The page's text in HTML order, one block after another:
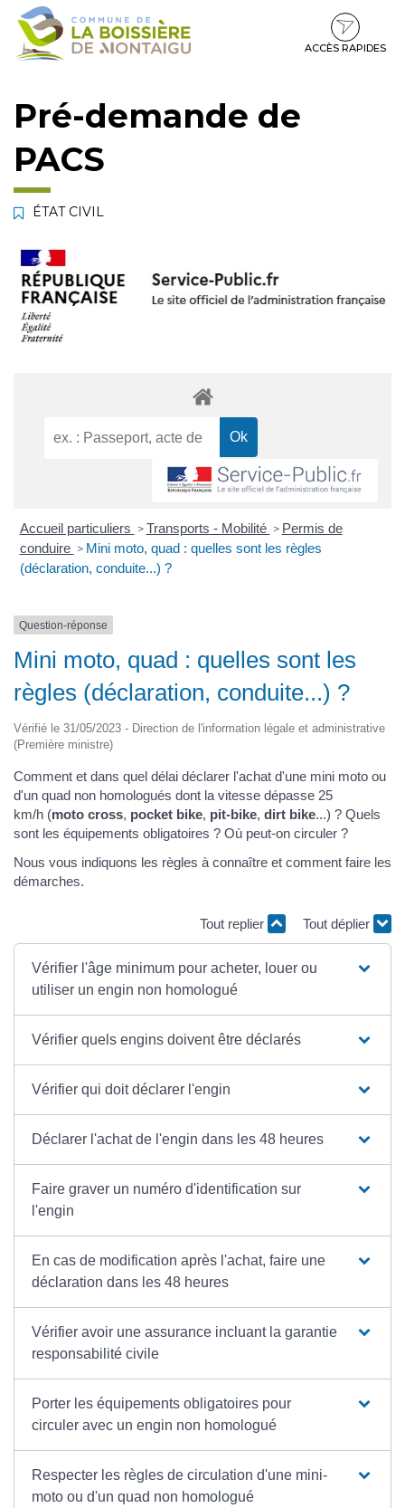
Gestion des traceurs
Aller
Aller
contenu
Aller
pied
ACCÈS RAPIDES
Pré-demande de
PACS
ÉTAT CIVIL
Accueil particuliers > Transports - Mobilité > Permis de
conduire > Mini moto, quad : quelles sont les règles
(déclaration, conduite...) ?
Question-réponse
Mini moto, quad : quelles sont les
règles (déclaration, conduite...) ?
Vérifié le 31/05/2023 - Direction de l'information légale et administrative
(Première ministre)
Comment et dans quel délai déclarer l'achat d'une mini moto ou
d'un quad non homologués dont la vitesse dépasse 25
km/h (moto cross, pocket bike, pit-bike, dirt bike...) ? Quels
sont les équipements obligatoires ? Où peut-on circuler ?
Nous vous indiquons les règles à connaître et comment faire les
démarches.
Tout replier Tout déplier
Vérifier l'âge minimum pour acheter, louer ou
utiliser un engin non homologué
Vérifier quels engins doivent être déclarés
Vérifier qui doit déclarer l'engin
Déclarer l'achat de l'engin dans les 48 heures
Faire graver un numéro d'identification sur
l'engin
En cas de modification après l'achat, faire une
déclaration dans les 48 heures
Vérifier avoir une assurance incluant la garantie
responsabilité civile
Porter les équipements obligatoires pour
circuler avec un engin non homologué
Respecter les règles de circulation d'une mini-
moto ou d'un quad non homologué